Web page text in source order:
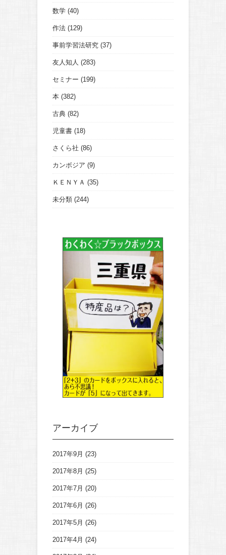
数学 (40)
作法 (129)
事前学習法研究 (37)
友人知人 (283)
セミナー (199)
本 (382)
古典 (82)
児童書 (18)
さくら社 (86)
カンボジア (9)
ＫＥＮＹＡ (35)
未分類 (244)
アーカイブ
2017年9月 (23)
2017年8月 (25)
2017年7月 (20)
2017年6月 (26)
2017年5月 (26)
2017年4月 (24)